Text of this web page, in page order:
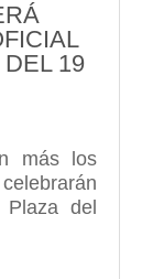
19
más los
del
GÓMEZ